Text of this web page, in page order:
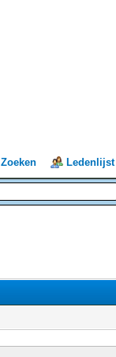
Zoeken Ledenlijst